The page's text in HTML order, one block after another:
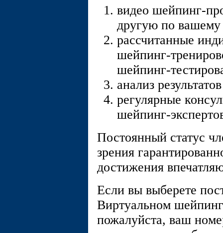
видео шейпинг-
другую по вашему
рассчитанные
шейпинг-
шейпинг-
анализ
регулярные
шейпинг-
Постоянный статус
зрения
достижения
Если вы выберете
Виртуальном
пожалуйста, ваш